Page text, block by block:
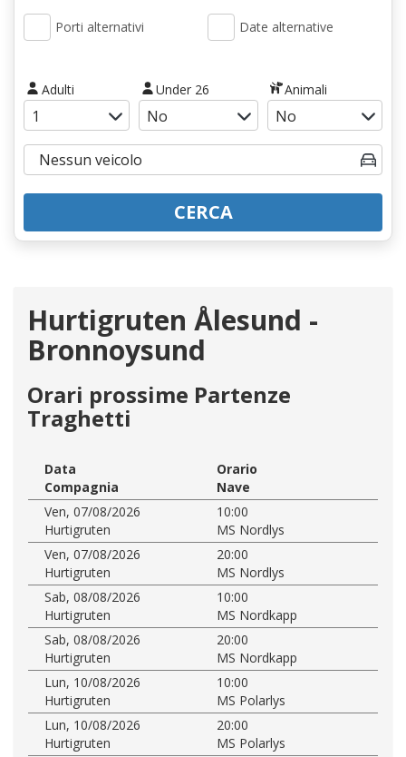
Porti alternativi Date alternative
Adulti Under 26 Animali
CERCA
Hurtigruten Ålesund -
Bronnoysund
Orari prossime Partenze
Traghetti
Data
Orario
Compagnia
Nave
Ven, 07/08/2026
10:00
Hurtigruten
MS Nordlys
Ven, 07/08/2026
20:00
Hurtigruten
MS Nordlys
Sab, 08/08/2026
10:00
Hurtigruten
MS Nordkapp
Sab, 08/08/2026
20:00
Hurtigruten
MS Nordkapp
Lun, 10/08/2026
10:00
Hurtigruten
MS Polarlys
Lun, 10/08/2026
20:00
Hurtigruten
MS Polarlys